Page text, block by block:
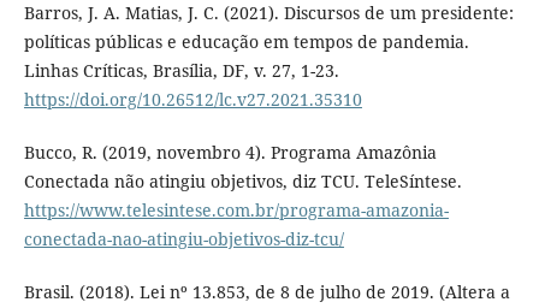
Barros, J. A. Matias, J. C. (2021). Discursos de um presidente:
políticas públicas e educação em tempos de pandemia.
Linhas Críticas, Brasília, DF, v. 27, 1-23.
https://doi.org/10.26512/lc.v27.2021.35310
Bucco, R. (2019, novembro 4). Programa Amazônia
Conectada não atingiu objetivos, diz TCU. TeleSíntese.
https://www.telesintese.com.br/programa-amazonia-
conectada-nao-atingiu-objetivos-diz-tcu/
Brasil. (2018). Lei nº 13.853, de 8 de julho de 2019. (Altera a